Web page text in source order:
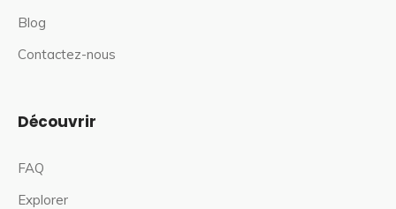
Blog
Contactez-nous
Découvrir
FAQ
Explorer